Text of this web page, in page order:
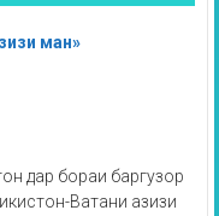
ман»
дар бораи баргузор
Ватани азизи